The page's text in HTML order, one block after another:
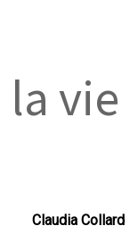
vie
Claudia Collard